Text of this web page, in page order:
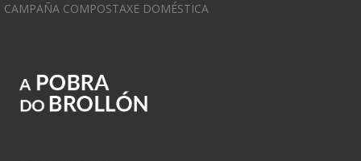
CAMPAÑA COMPOSTAXE DOMÉSTICA